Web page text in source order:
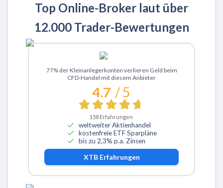
Top Online-Broker laut über
12.000 Trader-Bewertungen
Zu XTB
77% der Kleinanlegerkonten verlieren Geld beim
CFD-Handel mit diesem Anbieter
4.7 / 5
158 Erfahrungen
weltweiter Aktienhandel
kostenfreie ETF Sparpläne
bis zu 2,3% p.a. Zinsen
XTBErfahrungen